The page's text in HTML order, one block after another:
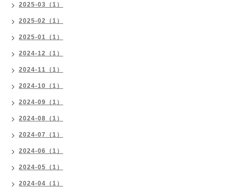
2025-03（1）
2025-02（1）
2025-01（1）
2024-12（1）
2024-11（1）
2024-10（1）
2024-09（1）
2024-08（1）
2024-07（1）
2024-06（1）
2024-05（1）
2024-04（1）